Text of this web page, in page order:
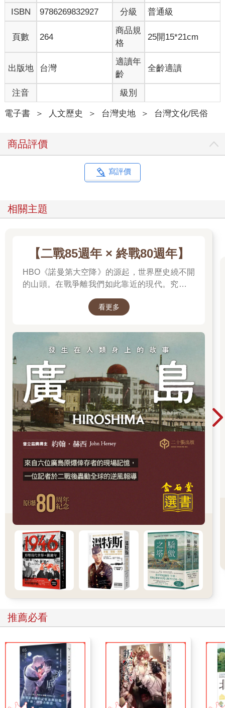
出現「更新文學史」的呼聲 。
我將在這本書裡展示：隔著海峽，從過去素未謀面、到現在也因
了解不深而難免猜忌的台灣和馬祖，其實在文學上的交織早已絡
繹於途。馬祖的書寫過去不曾被系統性的指認出來，如今我們發
現它早就坐落在台灣文學的星系之中。雖然它體積不大，引力卻
不小，讓台灣文學裡的幾個重要概念：「軍中文學」、「懷鄉文
學」與「地方文學」，都被牽引著稍稍偏離了本來的航道，發生
了一點點斗轉星移。「一九四九」後大遷徙的寫作者們在東亞這
一片小小的海域畫下複雜的軌跡，有的雄心壯志，有的萬般無
奈。但連綴起來，就幾乎可以伸手去指：那是過去半世紀，台
如果不是一九四九，馬祖不會跟著中華民國的統治，匯入「中華
民國台灣」，和中華民國政權、和台灣「本島」綁定。如果不是
與中華人民共和國的軍事對峙，邊疆小島不會成為戰地前線，得
命運，但它們真的天南地北，毫不相同。
閩東語，台灣朋友說乍聽像客家話，但完全不互通。金門的開發
史遠早於台灣，當然更早於馬祖，所以有悠久的宗族組織，金門
人注重功名、科舉，出了一堆儒家知識份子；馬祖不是，馬祖相
較沒有長期、穩固的歷史，和儒家核心的士大夫相較，馬祖更以
海盜的歷史自豪。雖然經過黨國的恐海教育，現在馬祖血液析出
的體脂肪可能比海水鹽分更高了。
會的社會」，因為它在歷史上一直是座隨季風遷徙的臨時漁場和
貿易小島，少有定居住民。直到國軍登陸，開始封鎖海洋。因此
宋怡明稱：「馬祖本身是脫胎自軍事化時期的產物。」或謂「軍
事現代性」。討論日治時期台灣史時，「殖民現代性」是一個關
鍵詞，它表達一種難以評斷的曖昧：雖然日本統治帶入了醫療衛
生、現代教育、標準時間制等「現代」產物，應該給予正評，但
實際上這些「現代」事物並不是為了台灣人生活舒適，而是方便
殖民統治。因此「現代」的好和「殖民」的惡，是糾結在一起
的。
馬祖也是如此。軍方的統治固然帶給馬祖教育、醫療、經濟等發
中華民國統治馬祖並不算殖民，因此「軍事現代性」不只言簡意
賅說明了馬祖有別於台灣的獨特性，也表達了馬祖對戰地時代統
鳥瞰台灣周邊島嶼，雖然各擁脈絡，但仍有共相可尋。例如不只
綠島，蘭嶼也在戒嚴時期被當成重刑犯、政治犯的監獄，台灣的
海洋「兩岸」——台灣海峽與太平洋，因各自的地緣位置，受到
戰後中華民國分派了不同的國家任務。金門、馬祖靠近「匪區」
而被指派為「前線」；太平洋側的綠島、蘭嶼則成為國家的「垃
圾桶」，丟棄衍生物、副產品——從社會的副產品罪犯，到能源
的副產品核廢料。邏輯一以貫之，形成一個環繞著中華民國／台
灣本島的「犧牲的體系」，為了本島的安全和繁榮服務。巧合的
是，日本學者高橋哲哉曾在《犧牲的體系》中指出，服務於戰後
東京之繁榮的福島、沖繩，正好是被轉嫁了能源與國家安全責任
之處，可見現代國家的責任轉嫁是有共相的：「地方」為中央服
祖、金門也曾經是核廢料的貯存候選地。
金馬的複雜還不只如此。一般談到「戰後」，盤桓在「中華民國
台灣」上空的戰爭時間有兩股。其一是台灣史觀的一九四五年，
日本戰敗，台灣改受中華民國統治；其二是中華民國史觀的一九
四九年，國共戰敗，政府遷台。然而金馬其實存有第三股「戰
ISBN 9786269832927 分級 普通級
頁數 264
商品規
格
25開15*21cm
出版地 台灣
適讀年
齡
全齡適讀
注音 級別
電子書 ＞ 人文歷史 ＞ 台灣史地 ＞ 台灣文化/民俗
商品評價
寫評價
相關主題
【二戰85週年 × 終戰80週年】
HBO《諾曼第大空降》的源起，世界歷史繞不開
的山頭。在戰爭離我們如此靠近的現代。究竟是
後、影響至今的軍事衝突？我們站在世界和平的
理由。
看更多
推薦必看